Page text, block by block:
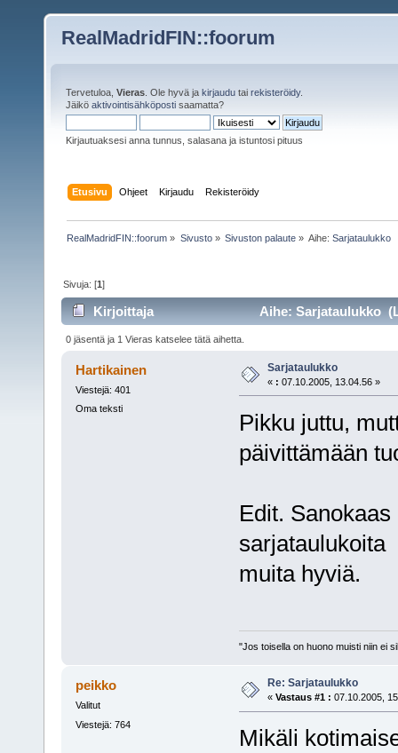
RealMadridFIN::foorum
Tervetuloa, Vieras . Ole hyvä ja kirjaudu tai rekisteröidy.
Jäikö aktivointisähköposti saamatta?
Kirjautuaksesi anna tunnus, salasana ja istuntosi pituus
Etusivu Ohjeet Kirjaudu Rekisteröidy
RealMadridFIN::foorum » Sivusto» Sivuston palaute» Aihe:Sarjataulukko
Sivuja: [1]
Kirjoittaja Aihe: Sarjataulukko
0 jäsentä ja 1 Vieras katselee tätä aihetta.
Hartikainen
Viestejä: 401
Oma teksti
Sarjataulukko
« : 07.10.2005, 13.04.56 »
Pikku juttu,
päivittämään
Edit.
sarjataulukoita
muita hyviä.
"Jos toisella on huono muisti niin ei
peikko
Valitut
Viestejä: 764
Re: Sarjataulukko
« Vastaus #1 : 07.10.2005,
Mikäli